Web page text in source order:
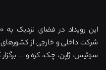
شرکت داخلی و خارجی از کشورهای
سوئیس، ژاپن، چک، کره و … برگزار